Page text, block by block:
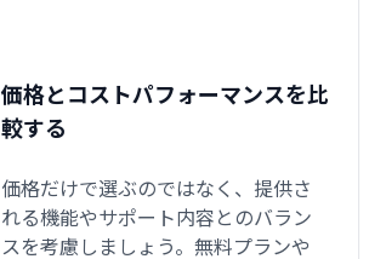
価格とコストパフォーマンスを比
較する
価格だけで選ぶのではなく、提供さ
れる機能やサポート内容とのバラン
スを考慮しましょう。無料プランや